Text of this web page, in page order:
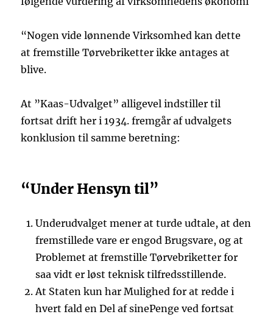
“Nogen vide lønnende Virksomhed kan dette
at fremstille Tørvebriketter ikke antages at
blive.
At ”Kaas-Udvalget” alligevel indstiller til
fortsat drift her i 1934. fremgår af udvalgets
konklusion til samme beretning:
“Under Hensyn til”
Underudvalget mener at turde udtale, at den
fremstillede vare er engod Brugsvare, og at
Problemet at fremstille Tørvebriketter for
saa vidt er løst teknisk tilfredsstillende.
At Staten kun har Mulighed for at redde i
hvert fald en Del af sinePenge ved fortsat